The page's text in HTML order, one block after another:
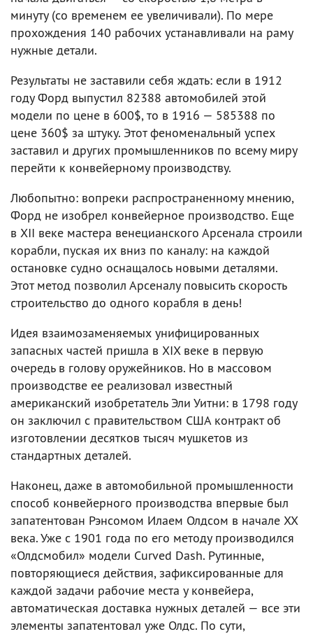
минуту (со временем ее увеличивали). По мере
прохождения 140 рабочих устанавливали на раму
нужные детали.
Результаты не заставили себя ждать: если в 1912
году Форд выпустил 82388 автомобилей этой
модели по цене в 600$, то в 1916 — 585388 по
цене 360$ за штуку. Этот феноменальный успех
заставил и других промышленников по всему миру
перейти к конвейерному производству.
Любопытно: вопреки распространенному мнению,
Форд не изобрел конвейерное производство. Еще
в XII веке мастера венецианского Арсенала строили
корабли, пуская их вниз по каналу: на каждой
остановке судно оснащалось новыми деталями.
Этот метод позволил Арсеналу повысить скорость
строительство до одного корабля в день!
Идея взаимозаменяемых унифицированных
запасных частей пришла в XIX веке в первую
очередь в голову оружейников. Но в массовом
производстве ее реализовал известный
американский изобретатель Эли Уитни: в 1798 году
он заключил с правительством США контракт об
изготовлении десятков тысяч мушкетов из
стандартных деталей.
Наконец, даже в автомобильной промышленности
способ конвейерного производства впервые был
запатентован Рэнсомом Илаем Олдсом в начале XX
века. Уже с 1901 года по его методу производился
«Олдсмобил» модели Curved Dash. Рутинные,
повторяющиеся действия, зафиксированные для
каждой задачи рабочие места у конвейера,
автоматическая доставка нужных деталей — все эти
элементы запатентовал уже Олдс. По сути,